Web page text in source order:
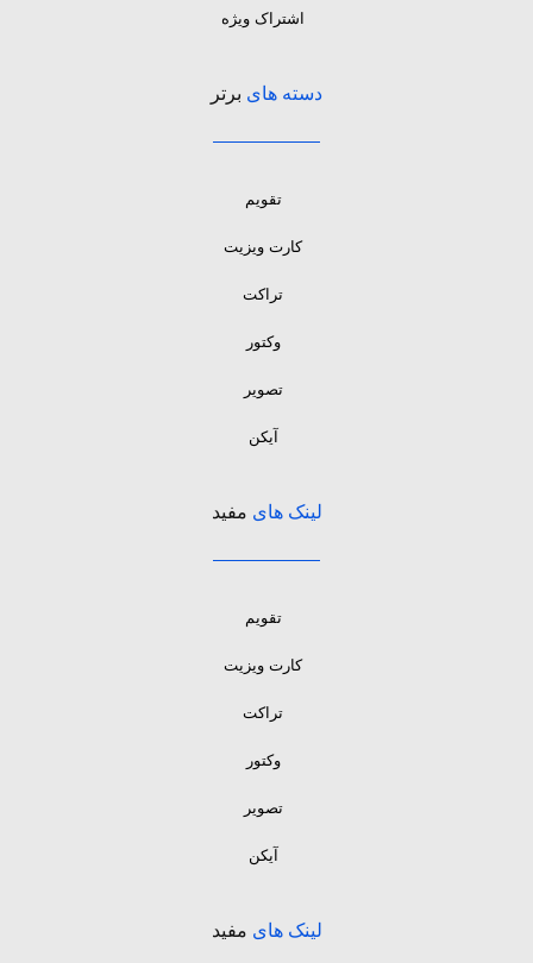
اشتراک ویژه
دسته های برتر
تقویم
کارت ویزیت
تراکت
وکتور
تصویر
آیکن
لینک های مفید
تقویم
کارت ویزیت
تراکت
وکتور
تصویر
آیکن
لینک های مفید